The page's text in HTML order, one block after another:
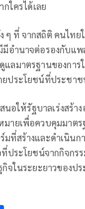
ใครได้เลย
ง ๆ ที่ จากสถิติ คนไ
อำนาจต่อรองกับแ
แลมาตรฐานของกา
ประโยชน์ที่ประชา
นอให้รัฐบาลเร่งสร้
ายเพื่อควบคุมมาต
ที่สร้างและดำเนิน
ประโยชน์จากกิจก
จในระยะยาวของป